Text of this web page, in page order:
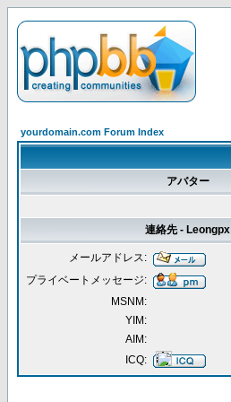
yourdomain.com Forum Index
アバター
連絡先 - Leongpx
メールアドレス:
プライベートメッセージ:
MSNM:
YIM:
AIM:
ICQ: